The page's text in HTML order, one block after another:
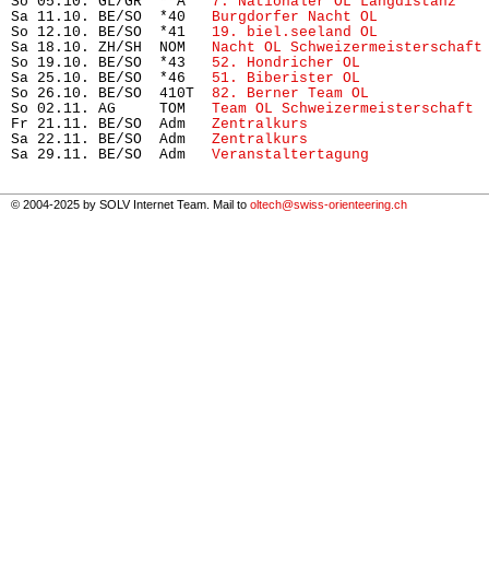
Sa 11.10. BE/SO  *40
Burgdorfer Nacht OL
So 12.10. BE/SO  *41 19. biel.seeland OL
Sa 18.10. ZH/SH  NOM
Nacht OL Schweizermeisterschaft
So 19.10. BE/SO  *43 52. Hondricher OL
Sa 25.10. BE/SO  *46 51. Biberister OL
So 26.10. BE/SO  410T 82. Berner Team OL
So 02.11. AG     TOM Team OL Schweizermeisterschaft
Fr 21.11. BE/SO  Adm Zentralkurs
Sa 22.11. BE/SO  Adm Zentralkurs
Sa 29.11. BE/SO  Adm Veranstaltertagung
© 2004-2025 by SOLV Internet Team. Mail to oltech@swiss-orienteering.ch